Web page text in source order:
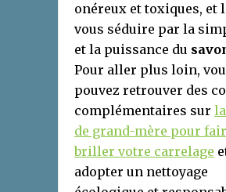
onéreux et toxiques, et
vous séduire par la
et la puissance du
Pour aller plus loin,
pouvez retrouver des
complémentaires sur
de grand-mère pour
briller votre carrelage
adopter un nettoyage